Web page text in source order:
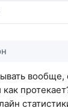
как